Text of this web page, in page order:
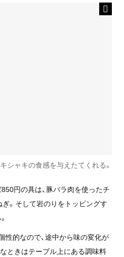
シャキの食感を与えたてくれる。
円の具は、豚バラ肉を使ったチ
ぎ。そして岩のりをトッピングす
性的なので、途中から味の変化が
ときはテーブル上にある調味料